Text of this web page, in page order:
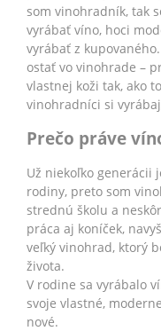
som vinohradník, tak
vyrábať víno, hoci
vyrábať z
ostať vo vinohrade –
vlastnej koži tak, ako
vinohradníci si
Prečo práve
Už niekoľko generácii
rodiny, preto som
strednú školu a
práca aj koníček,
veľký vinohrad, ktorý
života.
V rodine sa vyrábalo
svoje vlastné,
nové.